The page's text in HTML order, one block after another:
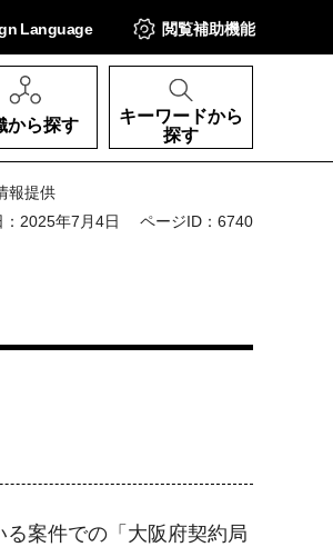
Language 閲覧補助機能
から探す
キーワードから
探す
報提供
：2025年7月4日 ページID：6740
案件での「大阪府契約局